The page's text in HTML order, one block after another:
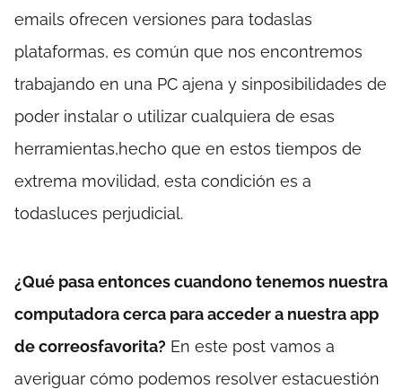
emails ofrecen versiones para todaslas
plataformas, es común que nos encontremos
trabajando en una PC ajena y sinposibilidades de
poder instalar o utilizar cualquiera de esas
herramientas,hecho que en estos tiempos de
extrema movilidad, esta condición es a
todasluces perjudicial.
¿Qué pasa entonces cuandono tenemos nuestra
computadora cerca para acceder a nuestra app
de correosfavorita? En este post vamos a
averiguar cómo podemos resolver estacuestión